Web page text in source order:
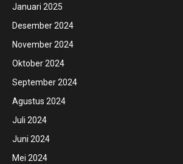
Januari 2025
Desember 2024
November 2024
Oktober 2024
September 2024
Agustus 2024
Juli 2024
Juni 2024
Mei 2024